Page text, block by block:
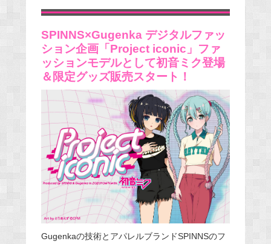
o
SPINNS×Gugenka デジタルファッ
ション企画「Project iconic」ファ
ッションモデルとして初音ミク登場
＆限定グッズ販売スタート！
Gugenkaの技術とアパレルブランドSPINNSのフ